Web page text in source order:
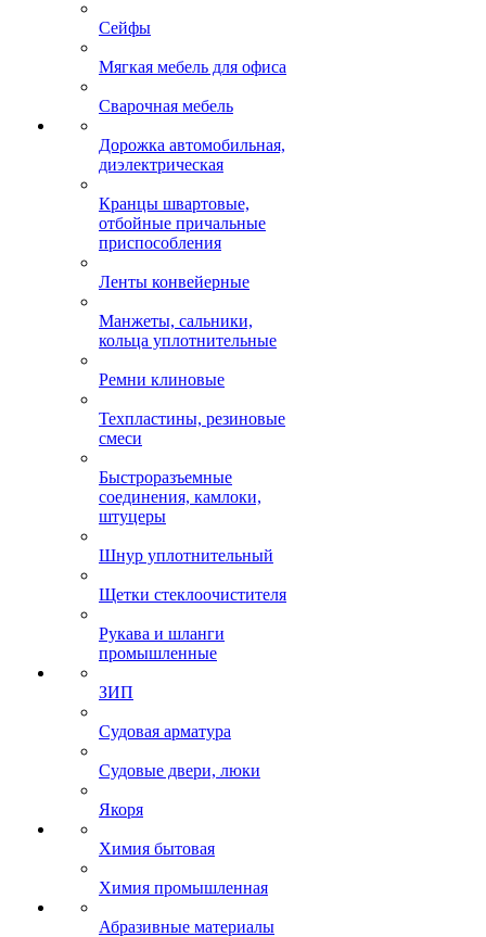
Сейфы
Мягкая мебель для офиса
Сварочная мебель
Дорожка автомобильная,
диэлектрическая
Кранцы швартовые,
отбойные причальные
приспособления
Ленты конвейерные
Манжеты, сальники,
кольца уплотнительные
Ремни клиновые
Техпластины, резиновые
смеси
Быстроразъемные
соединения, камлоки,
штуцеры
Шнур уплотнительный
Щетки стеклоочистителя
Рукава и шланги
промышленные
ЗИП
Судовая арматура
Судовые двери, люки
Якоря
Химия бытовая
Химия промышленная
Абразивные материалы